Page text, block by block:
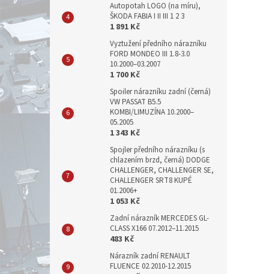
Autopotah LOGO (na míru),
ŠKODA FABIA I II III 1 2 3
1 891 Kč
Vyztužení předního nárazníku
FORD MONDEO III 1.8-3.0
10.2000–03.2007
1 700 Kč
Spoiler nárazníku zadní (černá)
VW PASSAT B5.5
KOMBI/LIMUZÍNA 10.2000–
05.2005
1 343 Kč
Spojler předního nárazníku (s
chlazením brzd, černá) DODGE
CHALLENGER, CHALLENGER SE,
CHALLENGER SRT8 KUPÉ
01.2006+
1 053 Kč
Zadní nárazník MERCEDES GL-
CLASS X166 07.2012–11.2015
483 Kč
Nárazník zadní RENAULT
FLUENCE 02.2010-12.2015